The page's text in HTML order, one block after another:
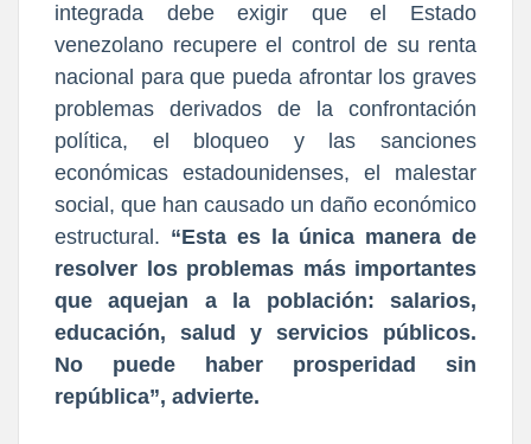
integrada debe exigir que el Estado
venezolano recupere el control de su renta
nacional para que pueda afrontar los graves
problemas derivados de la confrontación
política, el bloqueo y las sanciones
económicas estadounidenses, el malestar
social, que han causado un daño económico
estructural. “Esta es la única manera de
resolver los problemas más importantes
que aquejan a la población: salarios,
educación, salud y servicios públicos.
No puede haber prosperidad sin
república”, advierte.